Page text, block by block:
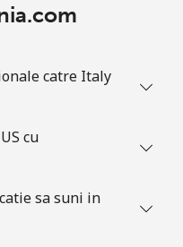
catre Italy
cu
sa suni in